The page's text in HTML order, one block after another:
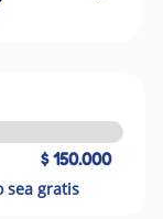
$ 150.000
sea gratis